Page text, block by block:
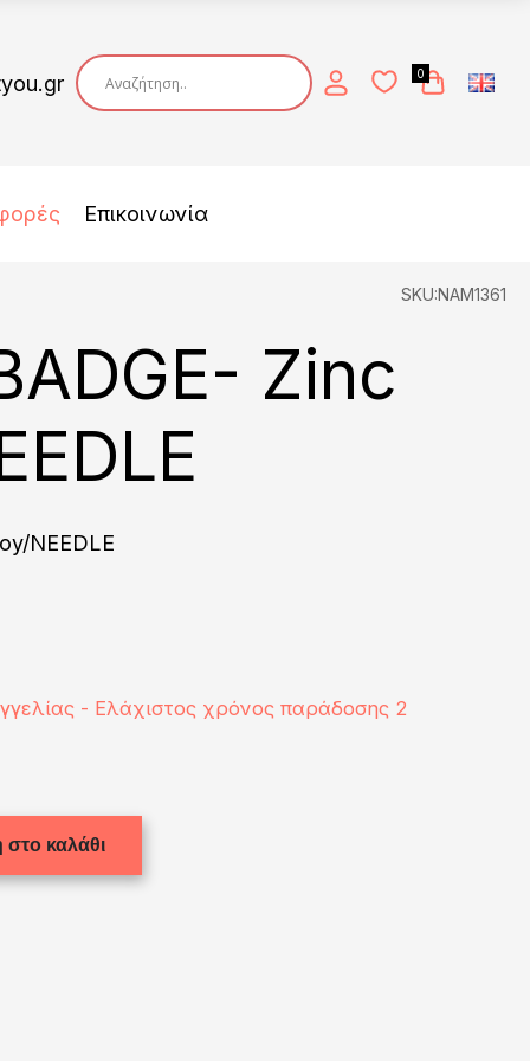
0
Επικοινωνία
SKU:NAM1361
Zinc
NEEDLE
- Ελάχιστος χρόνος παράδοσης 2
καλάθι